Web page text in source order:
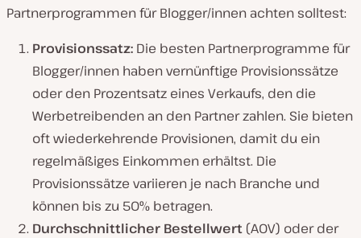
Partnerprogrammen für Blogger/innen achten solltest:
Provisionssatz: Die besten Partnerprogramme für
Blogger/innen haben vernünftige Provisionssätze
oder den Prozentsatz eines Verkaufs, den die
Werbetreibenden an den Partner zahlen. Sie bieten
oft wiederkehrende Provisionen, damit du ein
regelmäßiges Einkommen erhältst. Die
Provisionssätze variieren je nach Branche und
können bis zu 50% betragen.
Durchschnittlicher Bestellwert (AOV) oder der